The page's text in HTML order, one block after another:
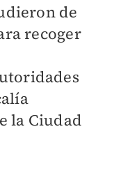
de
recoger
la Ciudad